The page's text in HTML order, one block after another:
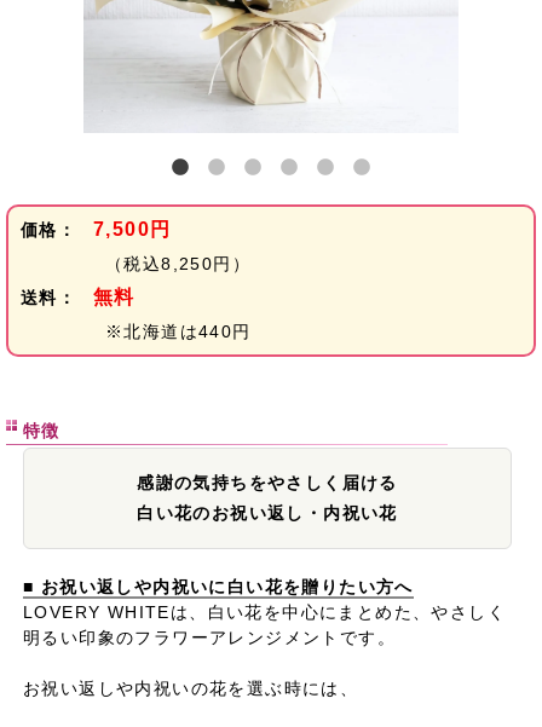
価格： 7,500円
（税込8,250円）
送料：
無料
※北海道は440円
特徴
感謝の気持ちをやさしく届ける
白い花のお祝い返し・内祝い花
■ お祝い返しや内祝いに白い花を贈りたい方へ
LOVERY WHITEは、白い花を中心にまとめた、やさしく
明るい印象のフラワーアレンジメントです。
お祝い返しや内祝いの花を選ぶ時には、